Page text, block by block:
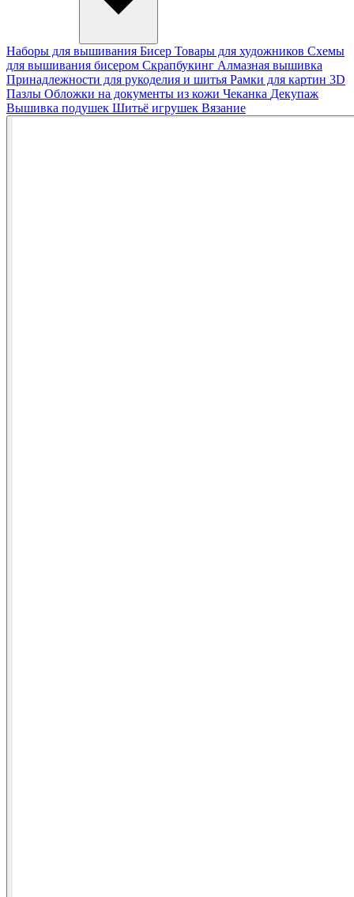
Наборы для вышивания Бисер Товары для художников Схемы
для вышивания бисером Скрапбукинг Алмазная вышивка
Принадлежности для рукоделия и шитья Рамки для картин 3D
Пазлы Обложки на документы из кожи Чеканка Декупаж
Вышивка подушек Шитьё игрушек Вязание